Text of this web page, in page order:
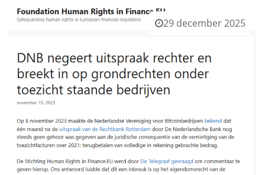
29 december 2025